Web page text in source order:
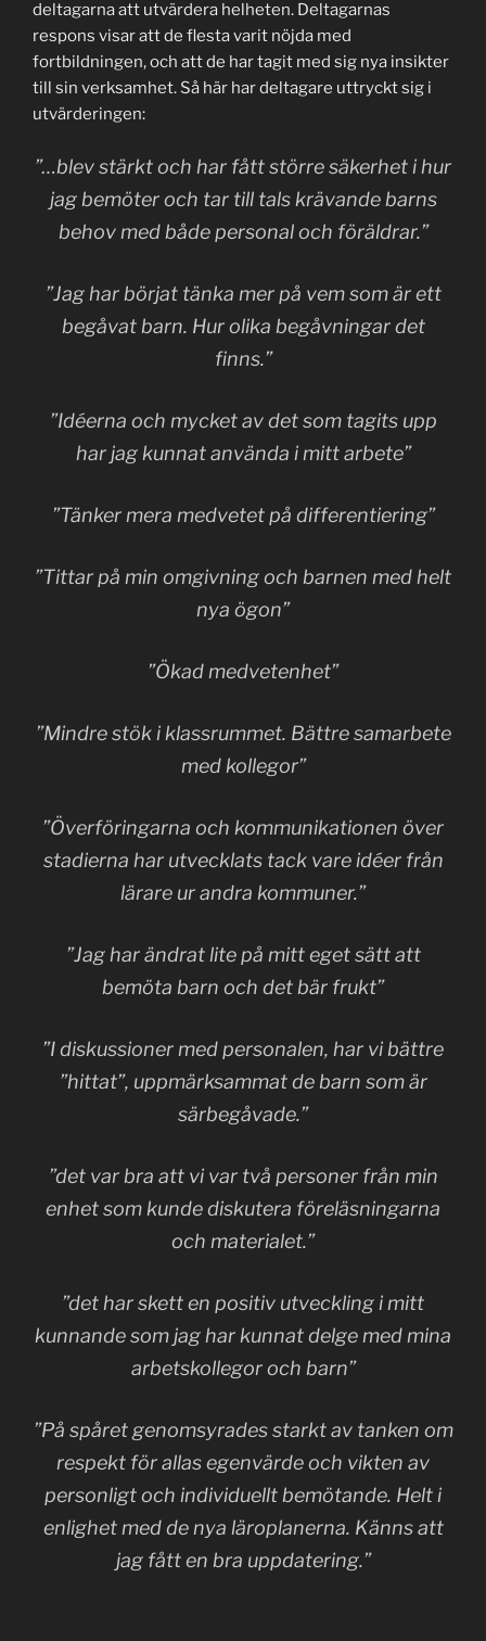
deltagarna att utvärdera helheten. Deltagarnas
respons visar att de flesta varit nöjda med
fortbildningen, och att de har tagit med sig nya insikter
till sin verksamhet. Så här har deltagare uttryckt sig i
utvärderingen:
”…blev stärkt och har fått större säkerhet i hur
jag bemöter och tar till tals krävande barns
behov med både personal och föräldrar.”
”Jag har börjat tänka mer på vem som är ett
begåvat barn. Hur olika begåvningar det
finns.”
”Idéerna och mycket av det som tagits upp
har jag kunnat använda i mitt arbete”
”Tänker mera medvetet på differentiering”
”Tittar på min omgivning och barnen med helt
nya ögon”
”Ökad medvetenhet”
”Mindre stök i klassrummet. Bättre samarbete
med kollegor”
”Överföringarna och kommunikationen över
stadierna har utvecklats tack vare idéer från
lärare ur andra kommuner.”
”Jag har ändrat lite på mitt eget sätt att
bemöta barn och det bär frukt”
”I diskussioner med personalen, har vi bättre
”hittat”, uppmärksammat de barn som är
särbegåvade.”
”det var bra att vi var två personer från min
enhet som kunde diskutera föreläsningarna
och materialet.”
”det har skett en positiv utveckling i mitt
kunnande som jag har kunnat delge med mina
arbetskollegor och barn”
”På spåret genomsyrades starkt av tanken om
respekt för allas egenvärde och vikten av
personligt och individuellt bemötande. Helt i
enlighet med de nya läroplanerna. Känns att
jag fått en bra uppdatering.”